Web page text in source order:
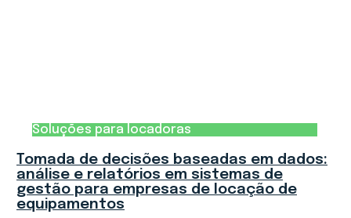
Soluções para locadoras
Tomada de decisões baseadas em dados:
análise e relatórios em sistemas de
gestão para empresas de locação de
equipamentos